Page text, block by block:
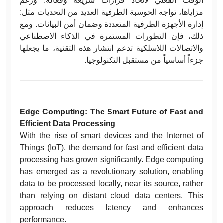
مزاياها، تواجه الحوسبة الطرفية العديد من التحديات مثل:
إدارة الأجهزة الطرفية المتعددة وضمان أمن البيانات. ومع
ذلك، فإن التطورات المستمرة في الذكاء الاصطناعي
والاتصالات اللاسلكية تدعم انتشار هذه التقنية، ما يجعلها
جزءاً أساسياً من مستقبل التكنولوجيا.
Edge Computing: The Smart Future of Fast and
Efficient Data Processing
With the rise of smart devices and the Internet of
Things (IoT), the demand for fast and efficient data
processing has grown significantly. Edge computing
has emerged as a revolutionary solution, enabling
data to be processed locally, near its source, rather
than relying on distant cloud data centers. This
approach reduces latency and enhances
performance.